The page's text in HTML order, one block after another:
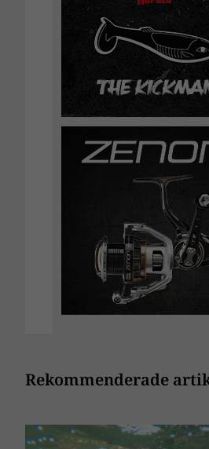
Rekommenderade